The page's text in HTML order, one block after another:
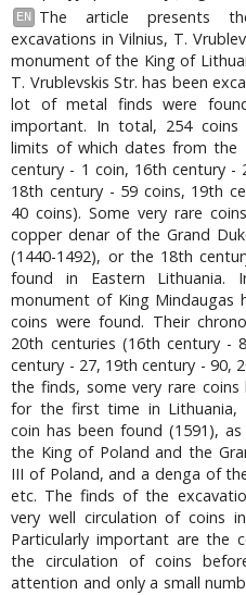
EN
The article presents
excavations in Vilnius, T.
monument of the King of
T. Vrublevskis Str. has been
lot of metal finds were
important. In total, 254 coins
limits of which dates from
century - 1 coin, 16th century -
18th century - 59 coins, 19th
40 coins). Some very rare
copper denar of the Grand
(1440-1492), or the 18th
found in Eastern
monument of King Mindaugas
coins were found. Their
20th centuries (16th century -
century - 27, 19th century - 90,
the finds, some very rare
for the first time in Lithuania,
coin has been found (1591),
the King of Poland and the
III of Poland, and a denga of
etc. The finds of the
very well circulation of coins
Particularly important are the
the circulation of coins
attention and only a small